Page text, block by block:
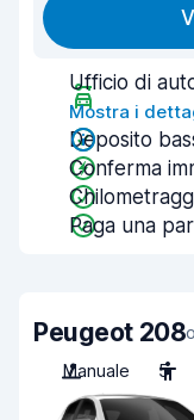
Ufficio di
Mostra i
Deposito
Conferma
Paga una
Peugeot 208
Manuale
5